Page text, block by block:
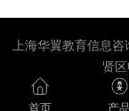
上海华翼教育信息咨
贤
首页 产品